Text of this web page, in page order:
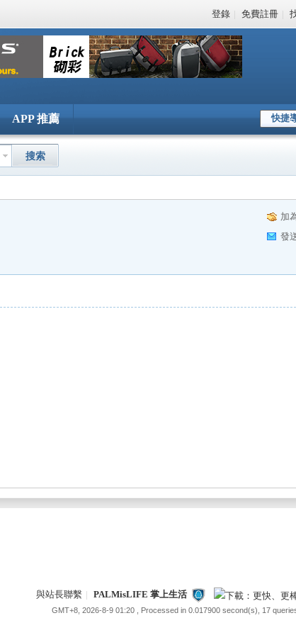
登錄 | 免費註冊 |
快捷
APP 推薦
搜索
加
發
與站長聯繫 | PALMisLIFE 掌上生活
GMT+8, 2026-8-9 01:20 , Processed in 0.017900 second(s), 17